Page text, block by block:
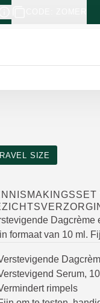
SIZE
Dagcrème
formaat van 10 ml.
Serum,
rimpels